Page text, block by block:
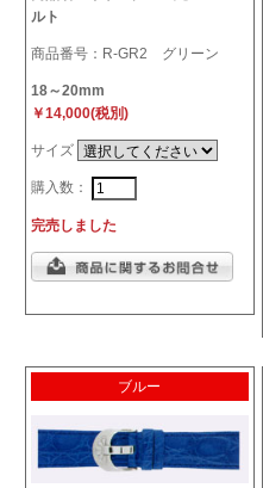
ルト
商品番号：R-GR2 グリーン
18～20mm
￥14,000(税別)
サイズ
購入数：
完売しました
ブルー